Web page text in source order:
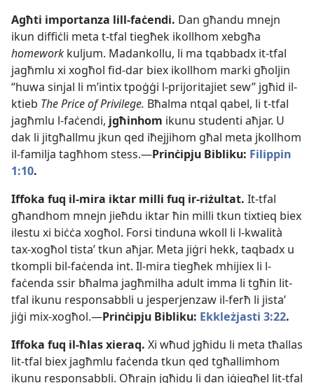
Agħti importanza lill-​faċendi. Dan għandu mnejn
ikun diffiċli meta t-​tfal tiegħek ikollhom xebgħa
homework kuljum. Madankollu, li ma tqabbadx it-​tfal
jagħmlu xi xogħol fid-​dar biex ikollhom marki għoljin
“huwa sinjal li m’intix tpoġġi l-​prijoritajiet sew” jgħid il-​
ktieb The Price of Privilege. Bħalma ntqal qabel, li t-​tfal
jagħmlu l-​faċendi, jgħinhom ikunu studenti aħjar. U
dak li jitgħallmu jkun qed iħejjihom għal meta jkollhom
il-​familja tagħhom stess.—Prinċipju Bibliku: Filippin
1:10.
Iffoka fuq il-​mira iktar milli fuq ir-​riżultat. It-​tfal
għandhom mnejn jieħdu iktar ħin milli tkun tixtieq biex
ilestu xi biċċa xogħol. Forsi tinduna wkoll li l-​kwalità
tax-​xogħol tistaʼ tkun aħjar. Meta jiġri hekk, taqbadx u
tkompli bil-​faċenda int. Il-​mira tiegħek mhijiex li l-​
faċenda ssir bħalma jagħmilha adult imma li tgħin lit-​
tfal ikunu responsabbli u jesperjenzaw il-​ferħ li jistaʼ
jiġi mix-​xogħol.—Prinċipju Bibliku: Ekkleżjasti 3:22.
Iffoka fuq il-​ħlas xieraq. Xi wħud jgħidu li meta tħallas
lit-​tfal biex jagħmlu faċenda tkun qed tgħallimhom
ikunu responsabbli. Oħrajn jgħidu li dan iġiegħel lit-​tfal